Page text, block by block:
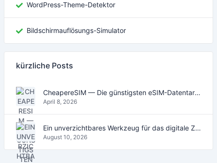
WordPress-Theme-Detektor
Bildschirmauflösungs-Simulator
kürzliche Posts
CheapereSIM — Die günstigsten eSIM-Datentarife für Reisen 2026
April 8, 2026
Ein unverzichtbares Werkzeug für das digitale Zeitalter
August 10, 2026